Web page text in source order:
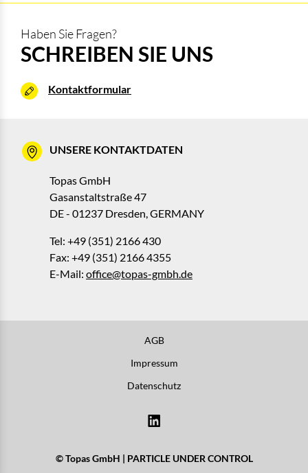
Haben Sie Fragen?
SCHREIBEN SIE UNS
Kontaktformular
UNSERE KONTAKTDATEN
Topas GmbH
Gasanstaltstraße 47
DE - 01237 Dresden, GERMANY
Tel: +49 (351) 2166 430
Fax: +49 (351) 2166 4355
E-Mail: office@topas-gmbh.de
© Topas GmbH | PARTICLE UNDER CONTROL
AGB
Impressum
Datenschutz